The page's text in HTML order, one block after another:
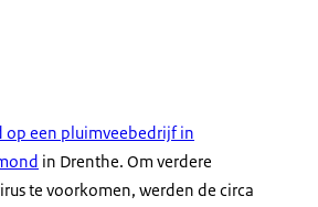
op een pluimveebedrijf in
in Drenthe. Om verdere
te voorkomen, werden de circa